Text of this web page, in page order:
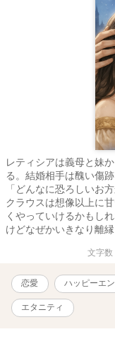
レティシアは義母と妹
る。結婚相手は醜い傷
「どんなに恐ろしい
クラウスは想像以上に
くやっていけるかもし
けどなぜかいきなり離
文字数
恋愛 ハッピーエ
エタニティ